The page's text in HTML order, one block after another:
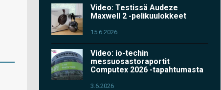
Video: Testissä Audeze
Maxwell 2 -pelikuulokkeet
15.6.2026
Video: io-techin
messuosastoraportit
Computex 2026 -tapahtumasta
3.6.2026